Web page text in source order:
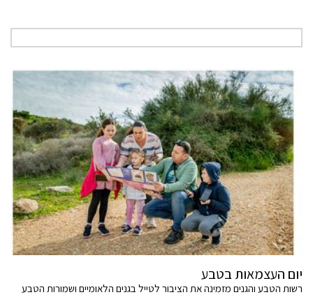
יום העצמאות בטבע
רשות הטבע והגנים מזמינה את הציבור לטייל בגנים הלאומיים ושמורות הטבע